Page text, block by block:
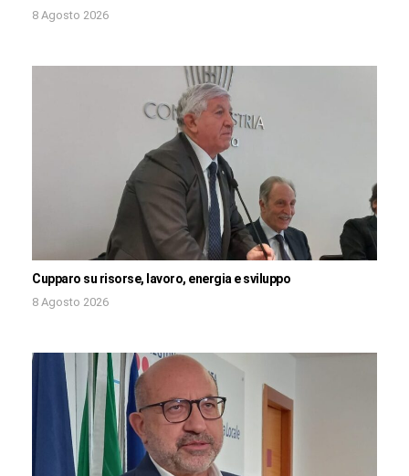
8 Agosto 2026
Cupparo su risorse, lavoro, energia e sviluppo
8 Agosto 2026